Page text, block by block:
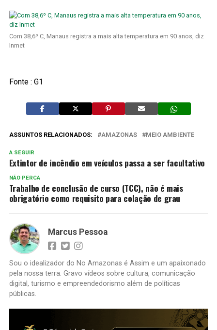
Com 38,6º C, Manaus registra a mais alta temperatura em 90 anos, diz
Inmet
Fonte : G1
ASSUNTOS RELACIONADOS: AMAZONAS MEIO AMBIENTE
A SEGUIR
Extintor de incêndio em veículos passa a ser facultativo
NÃO PERCA
Trabalho de conclusão de curso (TCC), não é mais
obrigatório como requisito para colação de grau
Marcus Pessoa
Sou o idealizador do No Amazonas é Assim e um apaixonado
pela nossa terra. Gravo vídeos sobre cultura, comunicação
digital, turismo e empreendedorismo além de políticas
públicas.